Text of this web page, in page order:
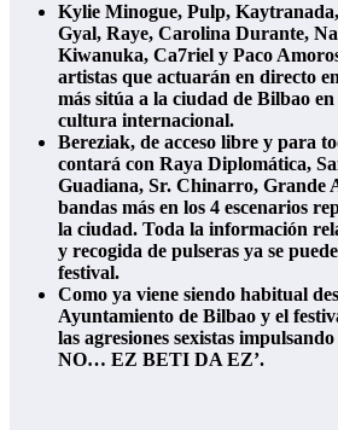
Kylie Minogue, Pulp,
Gyal, Raye, Carolina Durante,
Kiwanuka, Ca7riel y Paco
artistas que actuarán en directo
más sitúa a la ciudad de Bilbao
cultura internacional.
Bereziak, de acceso libre y para
contará con Raya Diplomática,
Guadiana, Sr. Chinarro, Grande
bandas más en los 4 escenarios
la ciudad. Toda la información
y recogida de pulseras ya se
festival.
Como ya viene siendo habitual
Ayuntamiento de Bilbao y el
las agresiones sexistas
NO… EZ BETI DA EZ’.